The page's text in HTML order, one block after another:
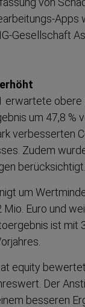
​Apps
​Gesellschaft
erwartete obere
um 47,8 %
verbes­serten
Zudem
berück­sichtigt.
um
Euro und
ist mit
at equity
Der
besseren